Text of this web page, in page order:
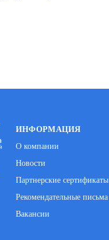
ИНФОРМАЦИЯ
О компании
Новости
Партнерские сертификаты
Рекомендательные письма
Вакансии